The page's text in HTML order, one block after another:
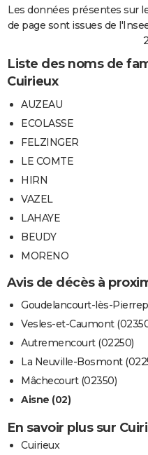
Les données présentes sur
de page sont issues de
Liste des noms de
Cuirieux
AUZEAU
ECOLASSE
FELZINGER
LE COMTE
HIRN
VAZEL
LAHAYE
BEUDY
MORENO
Avis de décès à
Goudelancourt-lès-
Vesles-et-Caumont
Autremencourt (02250)
La Neuville-Bosmont
Mâchecourt (02350)
Aisne (02)
En savoir plus sur
Cuirieux